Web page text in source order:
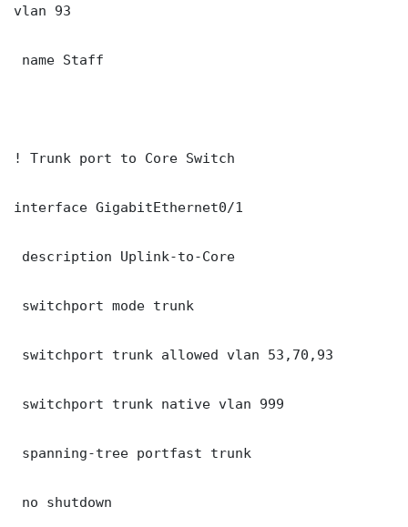
vlan 93
name Staff
! Trunk port to Core Switch
interface GigabitEthernet0/1
description Uplink-to-Core
switchport mode trunk
switchport trunk allowed vlan 53,70,93
switchport trunk native vlan 999
spanning-tree portfast trunk
no shutdown